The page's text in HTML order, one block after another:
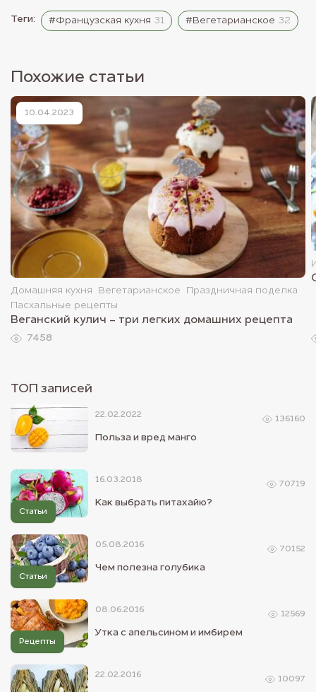
Теги: #Французская кухня 31 #Вегетарианское 32
Похожие статьи
10.04.2023
Домашняя кухня Вегетарианское
Праздничная поделка
Пасхальные рецепты
Веганский кулич - три легких домашних рецепта
7458
ТОП записей
22.02.2022
Польза и вред манго
136160
16.03.2018
Статьи
Как выбрать питахайю?
70719
05.08.2016
Статьи
Чем полезна голубика
70152
08.06.2016
Рецепты
Утка с апельсином и имбирем
12569
22.02.2016 10097